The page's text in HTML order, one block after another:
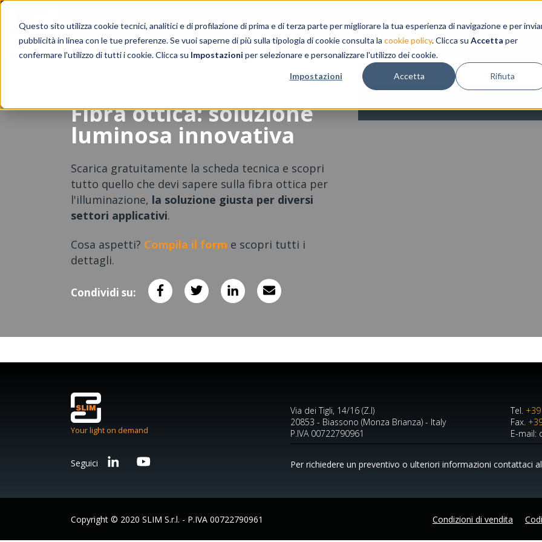
Questo sito utilizza cookie tecnici, analitici e di profilazione di prima e di terza parte per migliorare la tua esperienza di navigazione e per
pubblicità in linea con le tue preferenze. Se vuoi saperne di più sulla tipologia di cookie consulta la cookie policy. Clicca su Accetta per
confermare l'utilizzo di tutti i cookie. Clicca su Impostazioni per selezionare e personalizzare l'utilizzo dei cookie.
Impostazioni Accetta Rifiuta
Fibra ottica: soluzione
luminosa innovativa
Scarica gratuitamente la scheda tecnica e scopri
tutto quello che devi sapere sulla fibra ottica per
l'illuminazione, la soluzione giusta per diversi
settori applicativi.
Cosa aspetti? Compila il form e scopri tutti i
dettagli.
Condividi su:
Your light on demand
Seguici
Via dei Tigli, 14/16 (Z.I)
20853 - Biassono (Monza Brianza) - Italy
P.IVA 00722790961
Tel.
Fax.
E-mail:
Per richiedere un preventivo o ulteriori informazioni contattaci
Copyright © 2020 SLIM S.r.l. - P.IVA 00722790961 Condizioni di vendita